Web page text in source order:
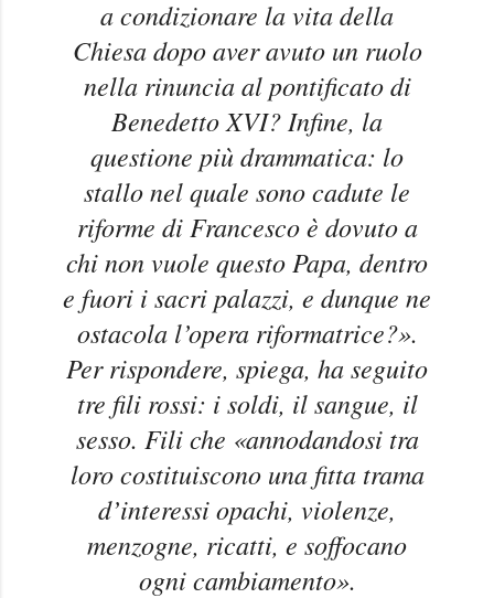
a condizionare la vita della
Chiesa dopo aver avuto un ruolo
nella rinuncia al pontificato di
Benedetto XVI? Infine, la
questione più drammatica: lo
stallo nel quale sono cadute le
riforme di Francesco è dovuto a
chi non vuole questo Papa, dentro
e fuori i sacri palazzi, e dunque ne
ostacola l’opera riformatrice?».
Per rispondere, spiega, ha seguito
tre fili rossi: i soldi, il sangue, il
sesso. Fili che «annodandosi tra
loro costituiscono una fitta trama
d’interessi opachi, violenze,
menzogne, ricatti, e soffocano
ogni cambiamento».